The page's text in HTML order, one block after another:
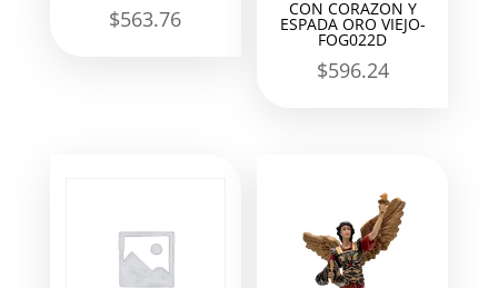
$563.76 CON CORAZON Y
ESPADA ORO VIEJO-
FOG022D
$596.24